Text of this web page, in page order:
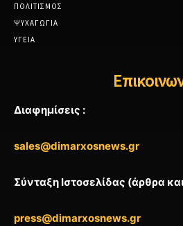
ΠΟΛΙΤΙΣΜΟΣ
ΨΥΧΑΓΩΓΙΑ
ΥΓΕΙΑ
Διαφημίσεις :
sales@dimarxosnews.gr
Σύνταξη Ιστοσελίδας (άρθρα
press@dimarxosnews.gr